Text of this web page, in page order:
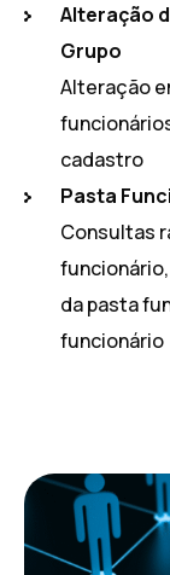
Alteração
Grupo
Alteração
cadastro
Pasta
Consultas
da pasta
funcionário